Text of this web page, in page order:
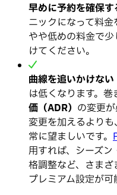
早めに予約を確保す
ニックになって料金
やや低めの料金で
けてください。
曲線を追いかけない
は低くなります。
価（ADR） の変更
変更を加えるより
常に望ましいです。
用すれば、シーズ
格調整など、さま
プレミアム設定が可